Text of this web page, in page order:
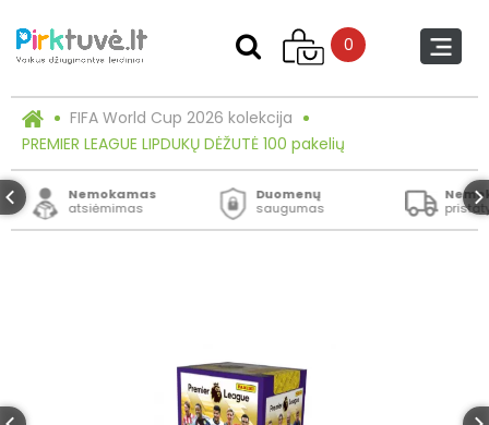
0
FIFA World Cup 2026 kolekcija
PREMIER LEAGUE LIPDUKŲ DĖŽUTĖ 100 pakelių
Nemokamas
atsiėmimas
Duomenų
saugumas